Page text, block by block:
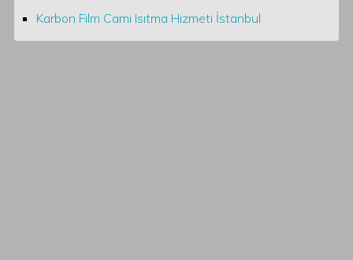
Karbon Film Cami Isıtma Hizmeti İstanbul